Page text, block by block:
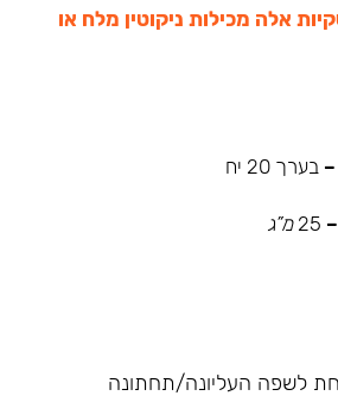
אלה מכילות ניקוטין מלח או
בערך 20 יח
מ”ג
לשפה העליונה/תחתונה